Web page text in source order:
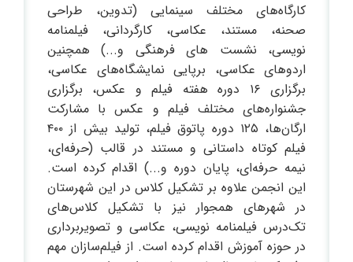
کارگاه‌های مختلف سینمایی (تدوین، طراحی
صحنه، مستند، عکاسی، کارگردانی، فیلمنامه
نویسی، نشست های فرهنگی و...) همچنین
اردوهای عکاسی، برپایی نمایشگاه‌های عکاسی،
برگزاری ۱۶ دوره هفته فیلم و عکس، برگزاری
جشنواره‌های مختلف فیلم و عکس با مشارکت
ارگان‌ها، ۱۲۵ دوره پاتوق فیلم، تولید بیش از ۴۰۰
فیلم کوتاه داستانی و مستند در قالب (حرفه‌ای،
نیمه حرفه‌ای، پایان دوره و...) اقدام کرده است.
این انجمن علاوه بر تشکیل کلاس در این شهرستان
در شهرهای همجوار نیز با تشکیل کلاس‌های
تک‌درس فیلمنامه نویسی، عکاسی و تصویربرداری
در حوزه آموزش اقدام کرده است. از فیلم‌سازان مهم